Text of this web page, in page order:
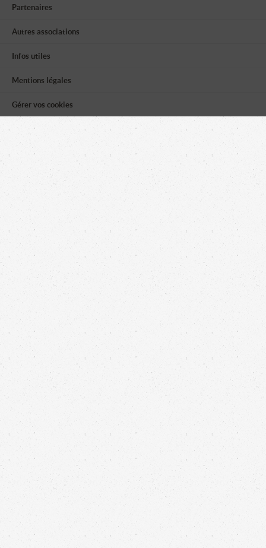
Partenaires
Autres associations
Infos utiles
Mentions légales
Gérer vos cookies